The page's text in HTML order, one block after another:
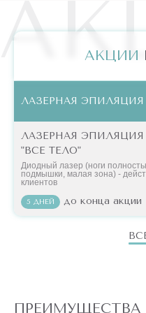
АКЦИИ
ЛАЗЕРНАЯ ЭПИЛЯЦИЯ
ЛАЗЕРНАЯ ЭПИЛЯЦИЯ
"ВСЕ ТЕЛО"
Диодный лазер (ноги
подмышки, малая зона) -
клиентов
5 ДНЕЙ до конца акции
ПРЕИМУЩЕСТВА